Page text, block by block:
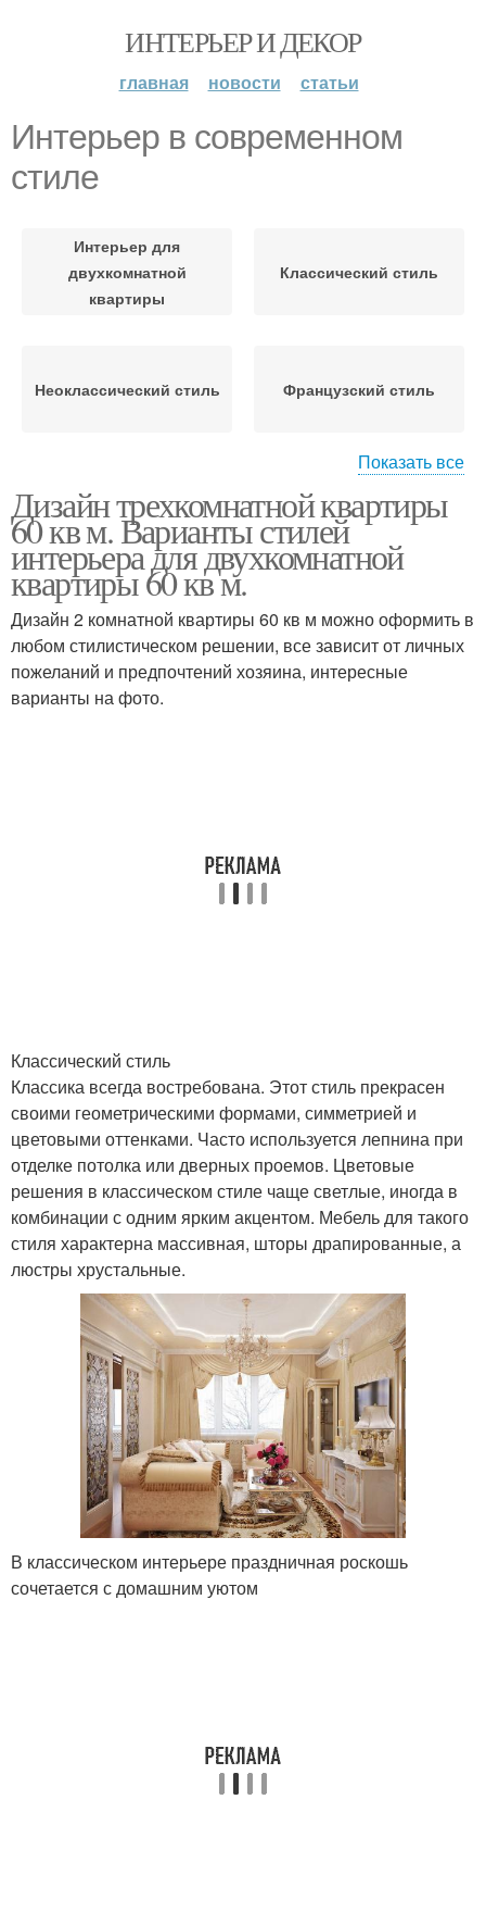
ИНТЕРЬЕР И ДЕКОР
главная новости статьи
Интерьер в современном
стиле
Интерьер для
двухкомнатной
квартиры
Классический стиль
Неоклассический стиль Французский стиль
М в стиле Скандинавский стиль
Показать все
Дизайн трехкомнатной квартиры
60 кв м. Варианты стилей
интерьера для двухкомнатной
квартиры 60 кв м.
Дизайн 2 комнатной квартиры 60 кв м можно оформить в
любом стилистическом решении, все зависит от личных
пожеланий и предпочтений хозяина, интересные
варианты на фото.
Классический стиль
Классика всегда востребована. Этот стиль прекрасен
своими геометрическими формами, симметрией и
цветовыми оттенками. Часто используется лепнина при
отделке потолка или дверных проемов. Цветовые
решения в классическом стиле чаще светлые, иногда в
комбинации с одним ярким акцентом. Мебель для такого
стиля характерна массивная, шторы драпированные, а
люстры хрустальные.
В классическом интерьере праздничная роскошь
сочетается с домашним уютом